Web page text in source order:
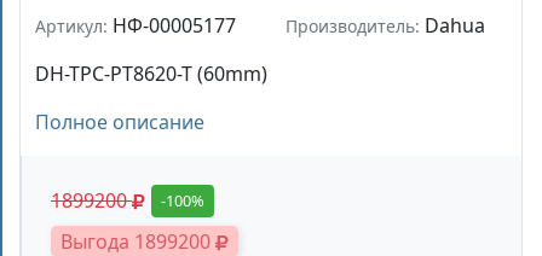
Артикул: НФ-00005177 Производитель: Dahua
DH-TPC-PT8620-T (60mm)
Полное описание
1899200 -100%
Выгода 1899200